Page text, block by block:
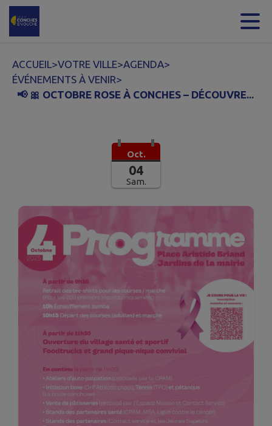
Contenu
ACCUEIL>VOTRE VILLE>AGENDA>
ÉVÉNEMENTS À VENIR>
📢 🎀 OCTOBRE ROSE À CONCHES – DÉCOUVRE...
Oct.
04
Sam.